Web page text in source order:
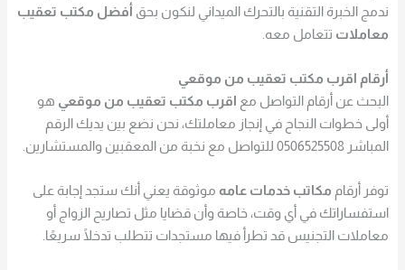
ندمج الخبرة التقنية بالتحرك الميداني لنكون بحق أفضل مكتب تعقيب
معاملات تتعامل معه.
أرقام اقرب مكتب تعقيب من موقعي
البحث عن أرقام التواصل مع اقرب مكتب تعقيب من موقعي هو
أولى خطوات النجاح في إنجاز معاملتك، نحن نضع بين يديك الرقم
المباشر 0506525508 للتواصل مع نخبة من المعقبين والمستشارين.
توفر أرقام مكاتب خدمات عامه موثوقة يعني أنك ستجد إجابة على
استفساراتك في أي وقت، خاصة وأن قضايا مثل تصاريح الزواج أو
معاملات التجنيس قد تطرأ فيها مستجدات تتطلب تدخلًا سريعًا.